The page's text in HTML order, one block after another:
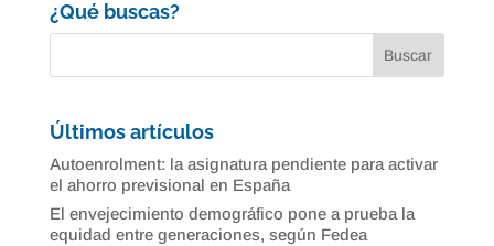
¿Qué buscas?
Últimos artículos
Autoenrolment: la asignatura pendiente para activar
el ahorro previsional en España
El envejecimiento demográfico pone a prueba la
equidad entre generaciones, según Fedea